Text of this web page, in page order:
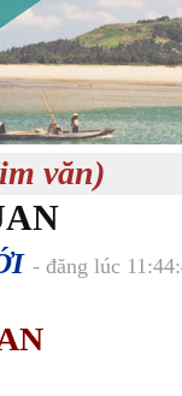
văn)
- đăng lúc